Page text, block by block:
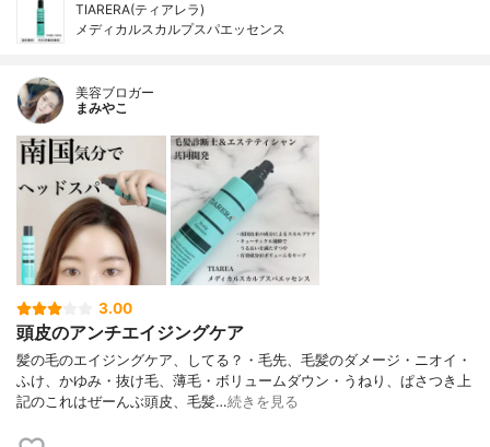
TIARERA(ティアレラ)
メディカルスカルプスパエッセンス
美容ブロガー
まみやこ
3.00
頭皮のアンチエイジングケア
髪の毛のエイジングケア、してる？⁡・毛先、毛髪のダメージ・ニオイ・
ふけ、かゆみ・抜け毛、薄毛・ボリュームダウン・うねり、ぱさつき⁡上
記のこれはぜーんぶ頭皮、毛髪…続きを見る